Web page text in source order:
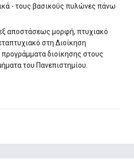
- τους βασικούς πυλώνες πάνω
αποστάσεως μορφή, πτυχιακό
στη Διοίκηση
διοίκησης στους
του Πανεπιστημίου.